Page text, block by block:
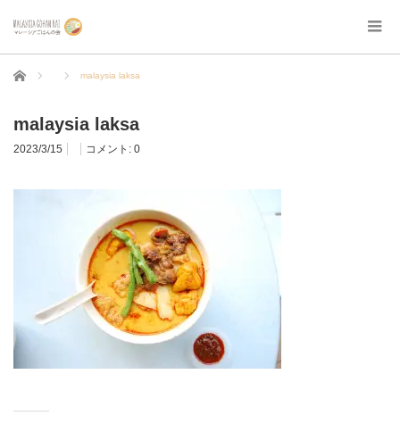
ホーム malaysia laksa
malaysia laksa
2023/3/15 コメント: 0